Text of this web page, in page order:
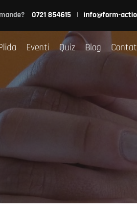
0721 854615 | info@form-
Eventi Quiz Blog
Libro Plida Eventi